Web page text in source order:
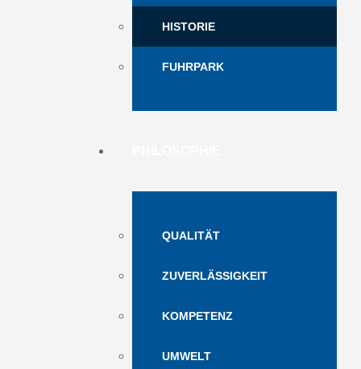
HISTORIE
FUHRPARK
QUALITÄT
ZUVERLÄSSIGKEIT
KOMPETENZ
UMWELT